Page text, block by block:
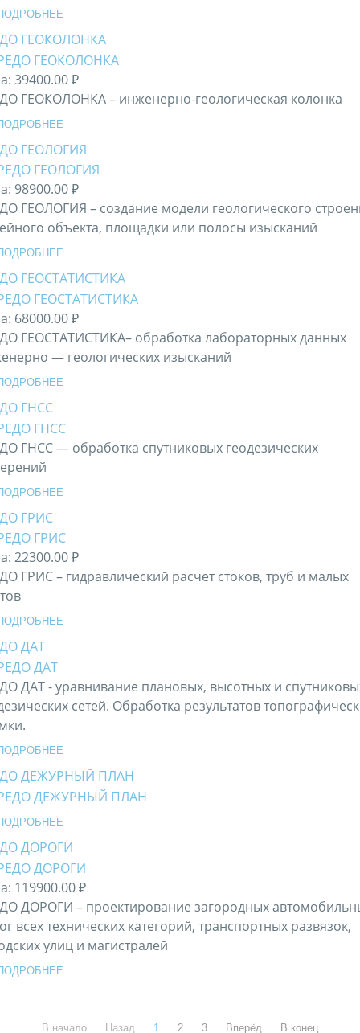
ГЕОКОЛОНКА
39400.00 ₽
ГЕОКОЛОНКА – инженерно-геологическая колонка
ГЕОЛОГИЯ
98900.00 ₽
ГЕОЛОГИЯ – создание модели геологического
объекта, площадки или полосы изысканий
ГЕОСТАТИСТИКА
68000.00 ₽
ГЕОСТАТИСТИКА– обработка лабораторных данных
— геологических изысканий
ГНСС
ГНСС — обработка спутниковых геодезических
ГРИС
22300.00 ₽
ГРИС – гидравлический расчет стоков, труб и малых
ДАТ
ДАТ - уравнивание плановых, высотных и
сетей. Обработка результатов
ДЕЖУРНЫЙ ПЛАН
ДОРОГИ
119900.00 ₽
ДОРОГИ – проектирование загородных
всех технических категорий, транспортных развязок,
улиц и магистралей
В начало Назад 1 2 3 Вперёд В конец